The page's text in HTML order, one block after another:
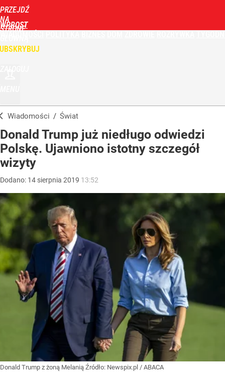
PRZEJDŹ
NA
STRONĘ
WPROST
Wiadomości / Świat
Donald Trump już niedługo odwiedzi
Polskę. Ujawniono istotny szczegół
wizyty
Dodano: 14 sierpnia 2019 13:52
Donald Trump z żoną Melanią Źródło: Newspix.pl / ABACA